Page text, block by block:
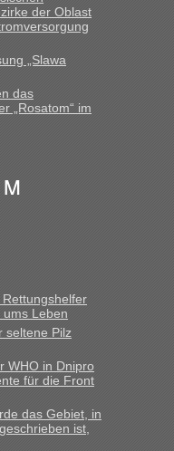
Re: Deklaration
Frau im Gepäck
Frau mit dabei ist.
immer unter
dass das privat ist
lange das nicht
nicht neu sollte es
• Deklaration
der Oblast
„Slawa
das
„Rosatom“ im
ums Leben
seltene Pilz
WHO in Dnipro
für die Front
das Gebiet, in
ist,